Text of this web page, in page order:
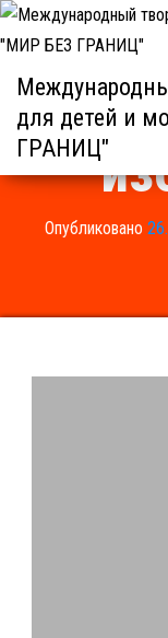
для детей и
ГРАНИЦ"
Опубликовано